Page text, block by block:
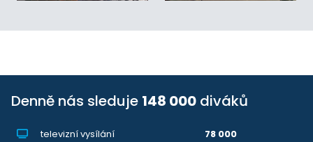
Denně nás sleduje 148 000 diváků
televizní vysílání
78 000